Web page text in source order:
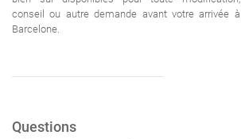
conseil ou autre demande avant votre arrivée à
Barcelone.
Questions